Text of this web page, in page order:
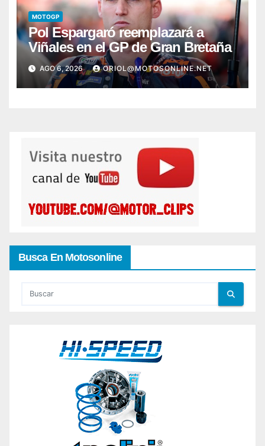
MOTOGP
Pol Espargaró reemplazará a
Viñales en el GP de Gran Bretaña
AGO 6, 2026 ORIOL@MOTOSONLINE.NET
Busca En Motosonline